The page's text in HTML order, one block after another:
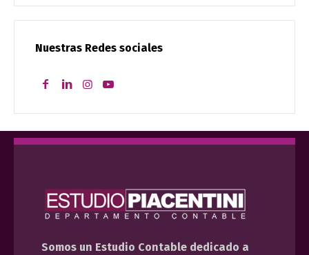
Nuestras Redes sociales
Somos un Estudio Contable dedicado a